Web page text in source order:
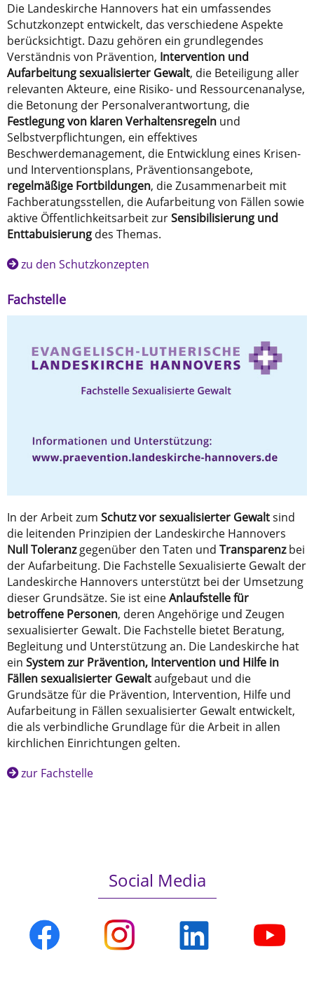
Die Landeskirche Hannovers hat ein umfassendes
Schutzkonzept entwickelt, das verschiedene Aspekte
berücksichtigt. Dazu gehören ein grundlegendes
Verständnis von Prävention, Intervention und
Aufarbeitung sexualisierter Gewalt, die Beteiligung aller
relevanten Akteure, eine Risiko- und Ressourcenanalyse,
die Betonung der Personalverantwortung, die
Festlegung von klaren Verhaltensregeln und
Selbstverpflichtungen, ein effektives
Beschwerdemanagement, die Entwicklung eines Krisen-
und Interventionsplans, Präventionsangebote,
regelmäßige Fortbildungen, die Zusammenarbeit mit
Fachberatungsstellen, die Aufarbeitung von Fällen sowie
aktive Öffentlichkeitsarbeit zurSensibilisierung und
Enttabuisierung des Themas.
zu den Schutzkonzepten
Fachstelle
In der Arbeit zum Schutz vor sexualisierter Gewaltsind
die leitenden Prinzipien der Landeskirche Hannovers
Null Toleranzgegenüber den Taten und Transparenzbei
der Aufarbeitung. Die Fachstelle Sexualisierte Gewalt der
Landeskirche Hannovers unterstützt bei der Umsetzung
dieser Grundsätze. Sie ist eineAnlaufstelle für
betroffene Personen, deren Angehörige und Zeugen
sexualisierter Gewalt. Die Fachstelle bietet Beratung,
Begleitung und Unterstützung an. Die Landeskirche hat
ein System zur Prävention, Intervention und Hilfe in
Fällen sexualisierter Gewaltaufgebaut und die
Grundsätze für die Prävention, Intervention, Hilfe und
Aufarbeitung in Fällen sexualisierter Gewalt entwickelt,
die als verbindliche Grundlage für die Arbeit in allen
kirchlichen Einrichtungen gelten.
zur Fachstelle
Social Media